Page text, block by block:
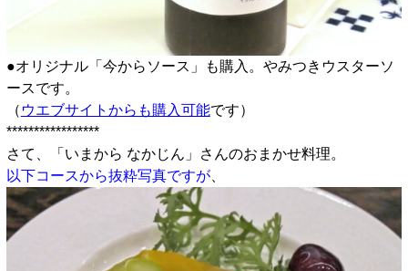
●オリジナル「今からソース」も購入。やみつきウスターソ
ースです。
（ ウエブサイトからも購入可能です）
*****************
さて、「いまから なかじん」さんのおまかせ料理。
以下コースから抜粋写真ですが、